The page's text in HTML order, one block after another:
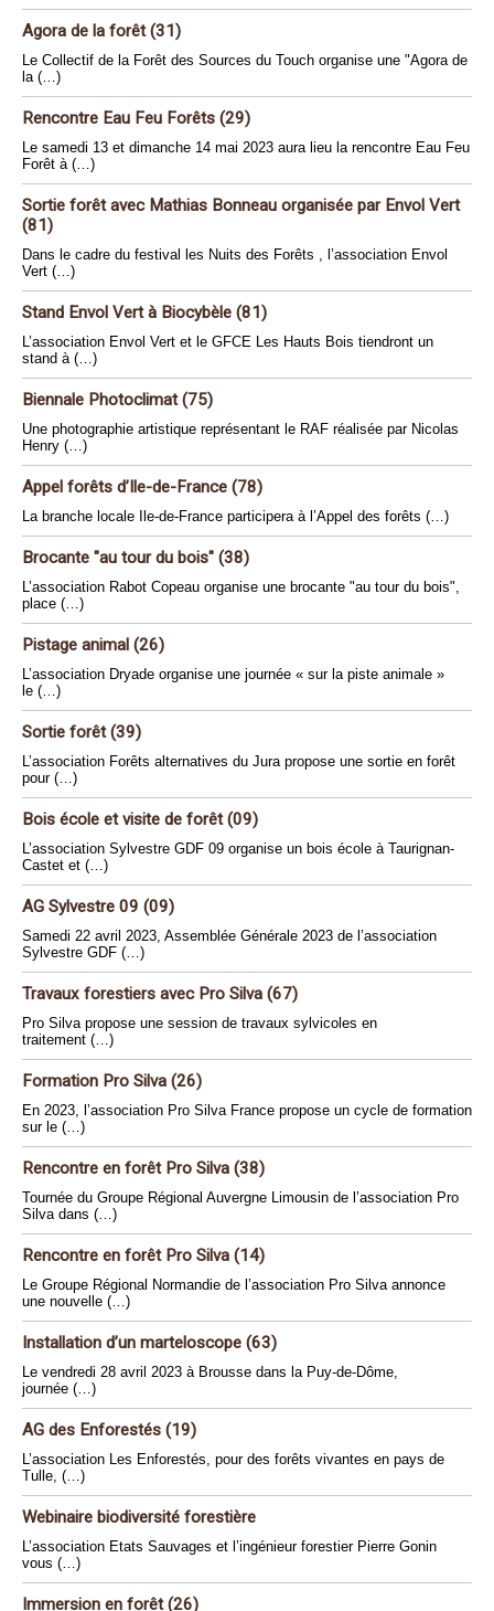
Agora de la forêt (31)
Le Collectif de la Forêt des Sources du Touch organise une "Agora de
la (…)
Rencontre Eau Feu Forêts (29)
Le samedi 13 et dimanche 14 mai 2023 aura lieu la rencontre Eau Feu
Forêt à (…)
Sortie forêt avec Mathias Bonneau organisée par Envol Vert
(81)
Dans le cadre du festival les Nuits des Forêts , l’association Envol
Vert (…)
Stand Envol Vert à Biocybèle (81)
L’association Envol Vert et le GFCE Les Hauts Bois tiendront un
stand à (…)
Biennale Photoclimat (75)
Une photographie artistique représentant le RAF réalisée par Nicolas
Henry (…)
Appel forêts d’Ile-de-France (78)
La branche locale Ile-de-France participera à l’Appel des forêts (…)
Brocante "au tour du bois" (38)
L’association Rabot Copeau organise une brocante "au tour du bois",
place (…)
Pistage animal (26)
L’association Dryade organise une journée « sur la piste animale »
le (…)
Sortie forêt (39)
L’association Forêts alternatives du Jura propose une sortie en forêt
pour (…)
Bois école et visite de forêt (09)
L’association Sylvestre GDF 09 organise un bois école à Taurignan-
Castet et (…)
AG Sylvestre 09 (09)
Samedi 22 avril 2023, Assemblée Générale 2023 de l’association
Sylvestre GDF (…)
Travaux forestiers avec Pro Silva (67)
Pro Silva propose une session de travaux sylvicoles en
traitement (…)
Formation Pro Silva (26)
En 2023, l’association Pro Silva France propose un cycle de formation
sur le (…)
Rencontre en forêt Pro Silva (38)
Tournée du Groupe Régional Auvergne Limousin de l’association Pro
Silva dans (…)
Rencontre en forêt Pro Silva (14)
Le Groupe Régional Normandie de l’association Pro Silva annonce
une nouvelle (…)
Installation d’un marteloscope (63)
Le vendredi 28 avril 2023 à Brousse dans la Puy-de-Dôme,
journée (…)
AG des Enforestés (19)
L’association Les Enforestés, pour des forêts vivantes en pays de
Tulle, (…)
Webinaire biodiversité forestière
L’association Etats Sauvages et l’ingénieur forestier Pierre Gonin
vous (…)
Immersion en forêt (26)